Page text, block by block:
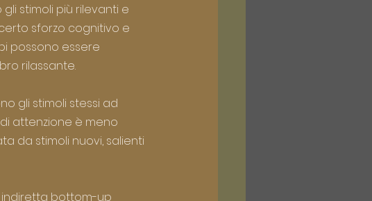
stimoli più rilevanti e
sforzo cognitivo e
possono essere
rilassante.
gli stimoli stessi ad
attenzione è meno
da stimoli nuovi, salienti
bottom-up